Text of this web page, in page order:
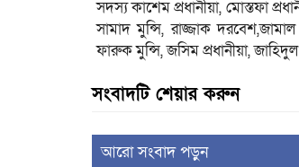
সদস্য কাশেম প্রধানীয়া, মোস্তফা
সামাদ মুন্সি, রাজ্জাক
ফারুক মুন্সি, জসিম প্রধানীয়া,
সংবাদটি শেয়ার করুন
আরো সংবাদ পড়ুন